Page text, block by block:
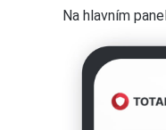
Na hlavním